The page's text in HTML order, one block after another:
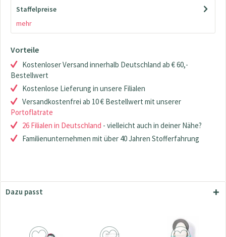
Staffelpreise
mehr
Vorteile
Kostenloser Versand innerhalb Deutschland ab € 60,-
Bestellwert
Kostenlose Lieferung in unsere Filialen
Versandkostenfrei ab 10 € Bestellwert mit unserer
Portoflatrate
26 Filialen in Deutschland - vielleicht auch in deiner Nähe?
Familienunternehmen mit über 40 Jahren Stofferfahrung
Dazu passt